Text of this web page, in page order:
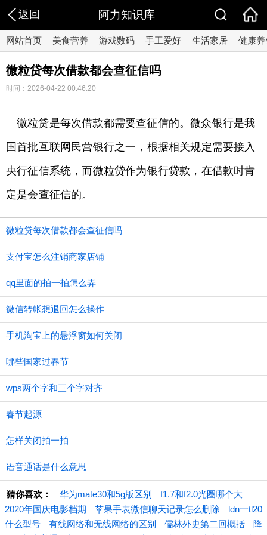
返回 阿力知识库
网站首页 美食营养 游戏数码 手工爱好 生活家居 健康养
微粒贷每次借款都会查征信吗
时间：2026-04-22 00:46:20
微粒贷是每次借款都需要查征信的。微众银行是我
国首批互联网民营银行之一，根据相关规定需要接入
央行征信系统，而微粒贷作为银行贷款，在借款时肯
定是会查征信的。
微粒贷每次借款都会查征信吗
支付宝怎么注销商家店铺
qq里面的拍一拍怎么弄
微信转帐想退回怎么操作
手机淘宝上的悬浮窗如何关闭
哪些国家过春节
wps两个字和三个字对齐
春节起源
怎样关闭拍一拍
语音通话是什么意思
猜你喜欢： 华为mate30和5g版区别
f1.7和f2.0光圈哪个大
2020年国庆电影档期
苹果手表微信聊天记录怎么删除
ldn一tl20
什么型号
有线网络和无线网络的区别 儒林外史第二回概括
降